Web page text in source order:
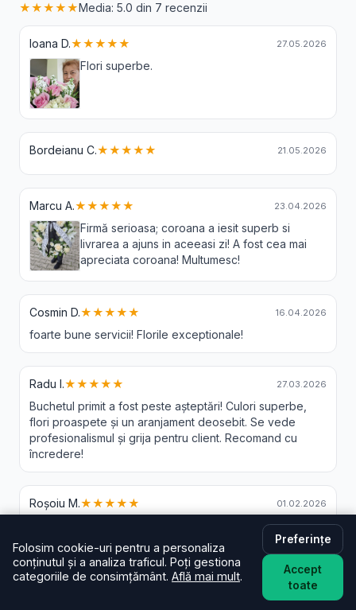
★★★★★Media: 5.0 din 7 recenzii
Ioana D.★★★★★ 27.05.2026
Flori superbe.
Bordeianu C.★★★★★ 21.05.2026
Marcu A.★★★★★ 23.04.2026
Firmă serioasa; coroana a iesit superb si
livrarea a ajuns in aceeasi zi! A fost cea mai
apreciata coroana! Multumesc!
Cosmin D.★★★★★ 16.04.2026
foarte bune servicii! Florile exceptionale!
Radu I.★★★★★ 27.03.2026
Buchetul primit a fost peste așteptări! Culori superbe,
flori proaspete și un aranjament deosebit. Se vede
profesionalismul și grija pentru client. Recomand cu
încredere!
Roșoiu M.★★★★★ 01.02.2026
Ela L.★★★★★
Cu scepticisme am comandat, dar ma surprins. Tot ce
este promis, s a si intamplat. In cateva ore livrat si
Folosim cookie-uri pentru a personaliza
conținutul și a analiza traficul. Poți gestiona
categoriile de consimțământ. Află mai mult.
Preferințe
Accept
toate